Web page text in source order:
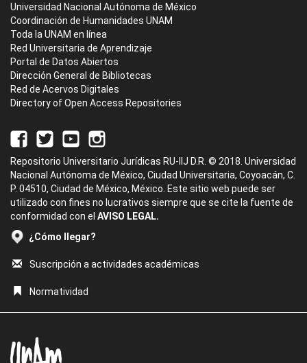
Universidad Nacional Autónoma de México
Coordinación de Humanidades UNAM
Toda la UNAM en línea
Red Universitaria de Aprendizaje
Portal de Datos Abiertos
Dirección General de Bibliotecas
Red de Acervos Digitales
Directory of Open Access Repositories
Repositorio Universitario Jurídicas RU-IIJ D.R. © 2018. Universidad
Nacional Autónoma de México, Ciudad Universitaria, Coyoacán, C.
P. 04510, Ciudad de México, México. Este sitio web puede ser
utilizado con fines no lucrativos siempre que se cite la fuente de
conformidad con el AVISO LEGAL.
¿Cómo llegar?
Suscripción a actividades académicas
Normatividad